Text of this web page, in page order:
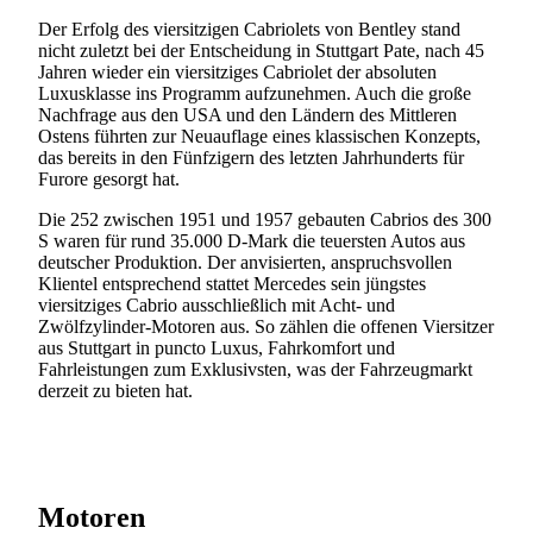
Der Erfolg des viersitzigen Cabriolets von Bentley stand
nicht zuletzt bei der Entscheidung in Stuttgart Pate, nach 45
Jahren wieder ein viersitziges Cabriolet der absoluten
Luxusklasse ins Programm aufzunehmen. Auch die große
Nachfrage aus den USA und den Ländern des Mittleren
Ostens führten zur Neuauflage eines klassischen Konzepts,
das bereits in den Fünfzigern des letzten Jahrhunderts für
Furore gesorgt hat.
Die 252 zwischen 1951 und 1957 gebauten Cabrios des 300
S waren für rund 35.000 D-Mark die teuersten Autos aus
deutscher Produktion. Der anvisierten, anspruchsvollen
Klientel entsprechend stattet Mercedes sein jüngstes
viersitziges Cabrio ausschließlich mit Acht- und
Zwölfzylinder-Motoren aus. So zählen die offenen Viersitzer
aus Stuttgart in puncto Luxus, Fahrkomfort und
Fahrleistungen zum Exklusivsten, was der Fahrzeugmarkt
derzeit zu bieten hat.
Motoren